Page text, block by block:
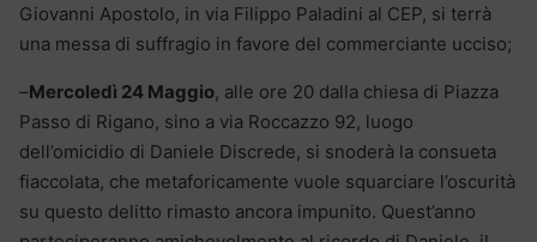
Giovanni Apostolo, in via Filippo Paladini al CEP, si terrà
una messa di suffragio in favore del commerciante ucciso;
–Mercoledì 24 Maggio, alle ore 20 dalla chiesa di Piazza
Passo di Rigano, sino a via Roccazzo 92, luogo
dell’omicidio di Daniele Discrede, si snoderà la consueta
fiaccolata, che metaforicamente vuole squarciare l’oscurità
su questo delitto rimasto ancora impunito. Quest’anno